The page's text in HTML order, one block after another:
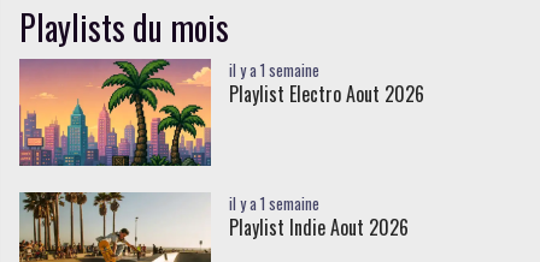
Playlists du mois
il y a 1 semaine
Playlist Electro Aout 2026
il y a 1 semaine
Playlist Indie Aout 2026